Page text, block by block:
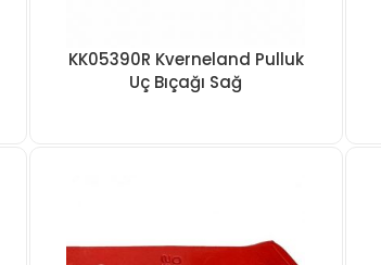
KK05390R Kverneland Pulluk
Uç Bıçağı Sağ